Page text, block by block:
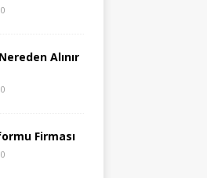
0
Alınır
0
Firması
0